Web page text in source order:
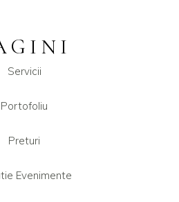
Servicii
Portofoliu
Preturi
Evenimente